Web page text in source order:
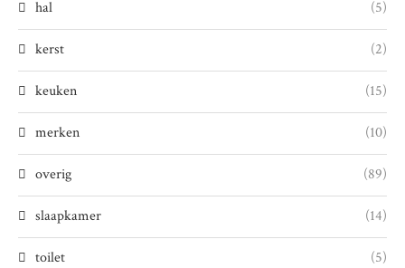
hal (5)
kerst (2)
keuken (15)
merken (10)
overig (89)
slaapkamer (14)
toilet (5)